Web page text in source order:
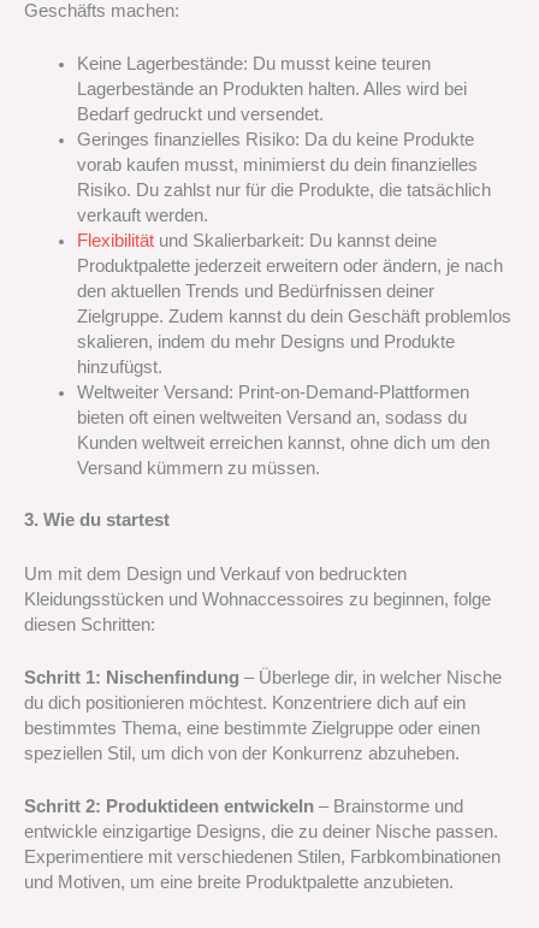
Geschäfts machen:
Keine Lagerbestände: Du musst keine teuren
Lagerbestände an Produkten halten. Alles wird bei
Bedarf gedruckt und versendet.
Geringes finanzielles Risiko: Da du keine Produkte
vorab kaufen musst, minimierst du dein finanzielles
Risiko. Du zahlst nur für die Produkte, die tatsächlich
verkauft werden.
Flexibilitätund Skalierbarkeit: Du kannst deine
Produktpalette jederzeit erweitern oder ändern, je nach
den aktuellen Trends und Bedürfnissen deiner
Zielgruppe. Zudem kannst du dein Geschäft problemlos
skalieren, indem du mehr Designs und Produkte
hinzufügst.
Weltweiter Versand: Print-on-Demand-Plattformen
bieten oft einen weltweiten Versand an, sodass du
Kunden weltweit erreichen kannst, ohne dich um den
Versand kümmern zu müssen.
3. Wie du startest
Um mit dem Design und Verkauf von bedruckten
Kleidungsstücken und Wohnaccessoires zu beginnen, folge
diesen Schritten:
Schritt 1: Nischenfindung – Überlege dir, in welcher Nische
du dich positionieren möchtest. Konzentriere dich auf ein
bestimmtes Thema, eine bestimmte Zielgruppe oder einen
speziellen Stil, um dich von der Konkurrenz abzuheben.
Schritt 2: Produktideen entwickeln – Brainstorme und
entwickle einzigartige Designs, die zu deiner Nische passen.
Experimentiere mit verschiedenen Stilen, Farbkombinationen
und Motiven, um eine breite Produktpalette anzubieten.